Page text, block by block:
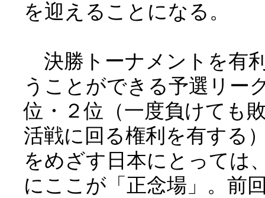
を迎えることになる。
決勝トーナメントを有
うことができる予選リー
位・２位（一度負けても
活戦に回る権利を有する
をめざす日本にとっては
にここが「正念場」。前